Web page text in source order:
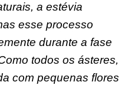
a estévia
esse processo
durante a fase
todos os ásteres,
com pequenas flores